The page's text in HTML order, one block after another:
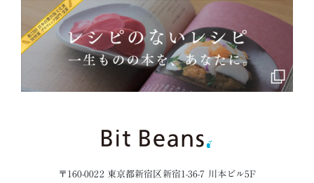
〒160-0022 東京都新宿区新宿1-36-7 川本ビル5F